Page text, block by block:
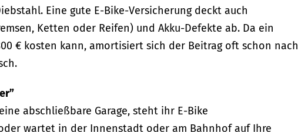
Eine gute E-Bike-Versicherung deckt auch
Ketten oder Reifen) und Akku-Defekte ab. Da ein
€ kosten kann, amortisiert sich der Beitrag oft schon nach
abschließbare Garage, steht ihr E-Bike
wartet in der Innenstadt oder am Bahnhof auf Ihre